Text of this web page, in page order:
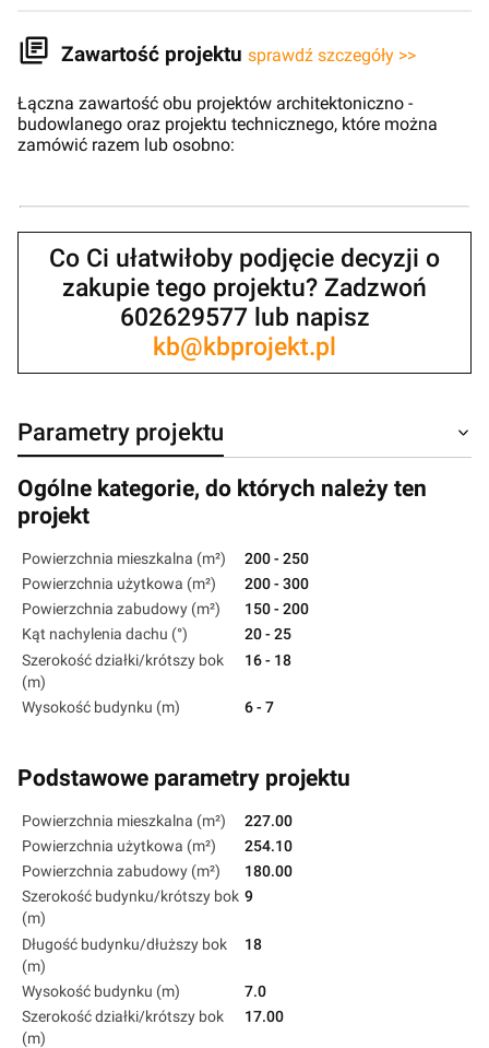
Zawartość projektu sprawdź szczegóły >>
Łączna zawartość obu projektów architektoniczno -
budowlanego oraz projektu technicznego, które można
zamówić razem lub osobno:
Co Ci ułatwiłoby podjęcie decyzji o
zakupie tego projektu? Zadzwoń
602629577 lub napisz
kb@kbprojekt.pl
Parametry projektu
Ogólne kategorie, do których należy ten
projekt
Powierzchnia mieszkalna (m²)
200 - 250
Powierzchnia użytkowa (m²)
200 - 300
Powierzchnia zabudowy (m²)
150 - 200
Kąt nachylenia dachu (°)
20 - 25
Szerokość działki/krótszy bok
(m)
16 - 18
Wysokość budynku (m) 6 - 7
Podstawowe parametry projektu
Powierzchnia mieszkalna (m²)
227.00
Powierzchnia użytkowa (m²)
254.10
Powierzchnia zabudowy (m²)
180.00
Szerokość budynku/krótszy bok
(m)
9
Długość budynku/dłuższy bok
(m)
18
Wysokość budynku (m)
7.0
Szerokość działki/krótszy bok
(m)
17.00